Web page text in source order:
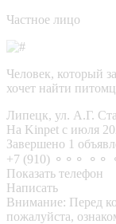
Частное лицо
Человек, который
хочет найти
Липецк, ул. А.Г.
На Kinpet c июля
Завершено 1
+7 (910) ⚬⚬⚬ ⚬⚬
Показать телефон
Написать
Внимание: Перед
пожалуйста,